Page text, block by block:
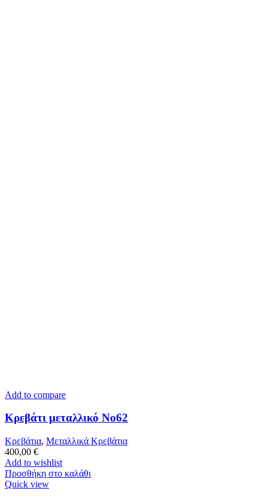
Add to compare
Κρεβάτι μεταλλικό Νο62
Κρεβάτια, Μεταλλικά Κρεβάτια
400,00 €
Add to wishlist
Προσθήκη στο καλάθι
Quick view